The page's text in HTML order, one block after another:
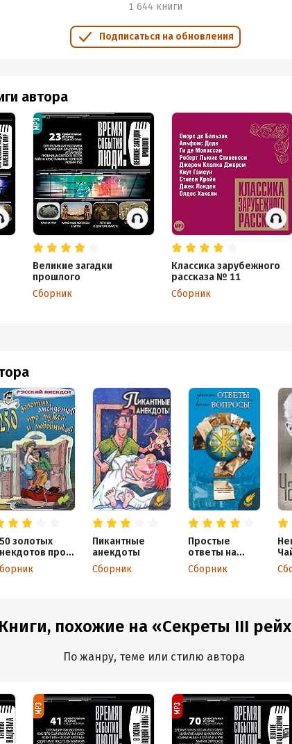
1 644 книги
Подписаться на обновления
золотых
про
и
Пикантные
анекдоты
Сборник
Простые
ответы на
вечные
вопросы
Сборник
автора
Великие загадки
прошлого
Сборник
Классика зарубежного
рассказа № 11
Сборник
Книги, похожие на «Секреты III
По жанру, теме или стилю автора